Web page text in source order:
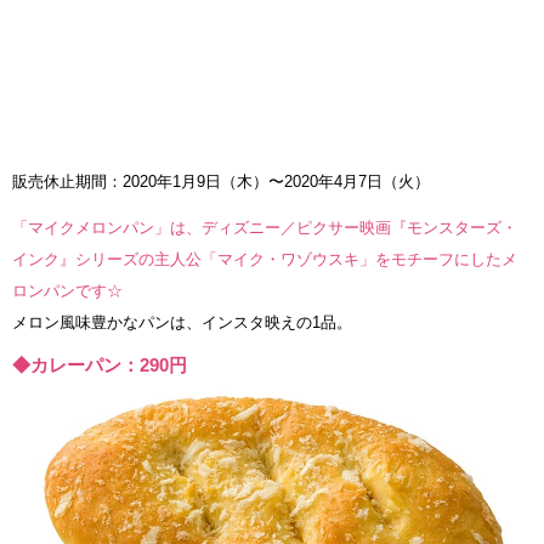
販売休止期間：2020年1月9日（木）〜2020年4月7日（火）
「マイクメロンパン」は、ディズニー／ピクサー映画『モンスターズ・
インク』シリーズの主人公「マイク・ワゾウスキ」をモチーフにしたメ
ロンパンです☆
メロン風味豊かなパンは、インスタ映えの1品。
◆カレーパン：290円